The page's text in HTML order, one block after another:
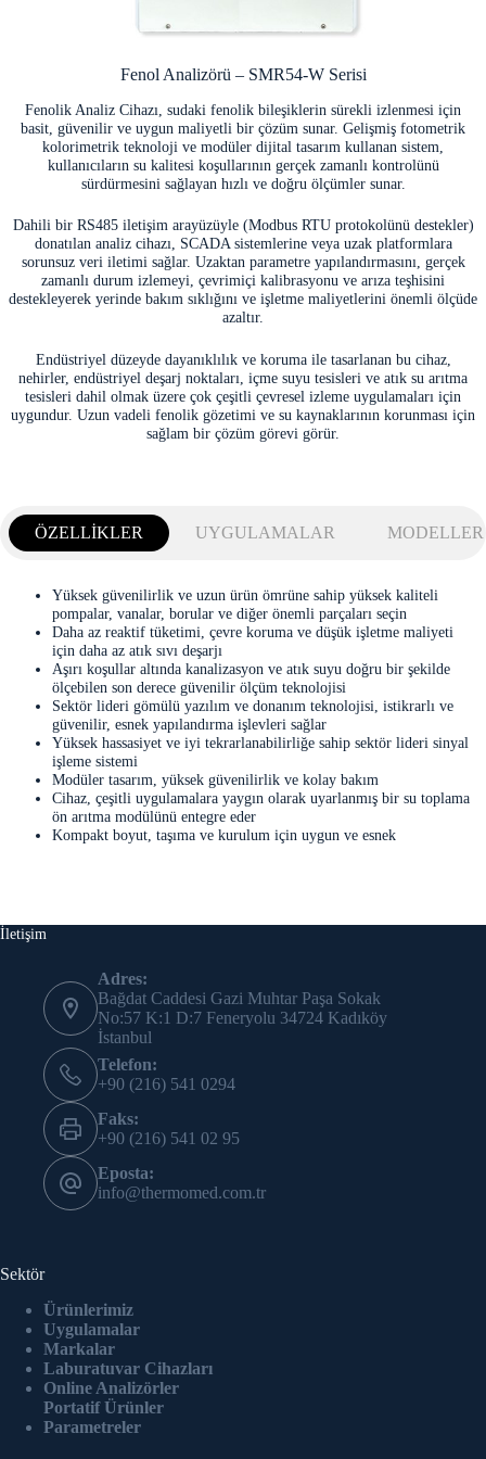
Fenol Analizörü – SMR54-W Serisi
Fenolik Analiz Cihazı, sudaki fenolik bileşiklerin sürekli izlenmesi için
basit, güvenilir ve uygun maliyetli bir çözüm sunar. Gelişmiş fotometrik
kolorimetrik teknoloji ve modüler dijital tasarım kullanan sistem,
kullanıcıların su kalitesi koşullarının gerçek zamanlı kontrolünü
sürdürmesini sağlayan hızlı ve doğru ölçümler sunar.
Dahili bir RS485 iletişim arayüzüyle (Modbus RTU protokolünü destekler)
donatılan analiz cihazı, SCADA sistemlerine veya uzak platformlara
sorunsuz veri iletimi sağlar. Uzaktan parametre yapılandırmasını, gerçek
zamanlı durum izlemeyi, çevrimiçi kalibrasyonu ve arıza teşhisini
destekleyerek yerinde bakım sıklığını ve işletme maliyetlerini önemli ölçüde
azaltır.
Endüstriyel düzeyde dayanıklılık ve koruma ile tasarlanan bu cihaz,
nehirler, endüstriyel deşarj noktaları, içme suyu tesisleri ve atık su arıtma
tesisleri dahil olmak üzere çok çeşitli çevresel izleme uygulamaları için
uygundur. Uzun vadeli fenolik gözetimi ve su kaynaklarının korunması için
sağlam bir çözüm görevi görür.
ÖZELLİKLER UYGULAMALAR MODELLER
Yüksek güvenilirlik ve uzun ürün ömrüne sahip yüksek kaliteli
pompalar, vanalar, borular ve diğer önemli parçaları seçin
Daha az reaktif tüketimi, çevre koruma ve düşük işletme maliyeti
için daha az atık sıvı deşarjı
Aşırı koşullar altında kanalizasyon ve atık suyu doğru bir şekilde
ölçebilen son derece güvenilir ölçüm teknolojisi
Sektör lideri gömülü yazılım ve donanım teknolojisi, istikrarlı ve
güvenilir, esnek yapılandırma işlevleri sağlar
Yüksek hassasiyet ve iyi tekrarlanabilirliğe sahip sektör lideri sinyal
işleme sistemi
Modüler tasarım, yüksek güvenilirlik ve kolay bakım
Cihaz, çeşitli uygulamalara yaygın olarak uyarlanmış bir su toplama
ön arıtma modülünü entegre eder
Kompakt boyut, taşıma ve kurulum için uygun ve esnek
İletişim
Adres:
Bağdat Caddesi Gazi Muhtar Paşa Sokak
No:57 K:1 D:7 Feneryolu 34724 Kadıköy
İstanbul
Telefon:
+90 (216) 541 0294
Faks:
+90 (216) 541 02 95
Eposta:
info@thermomed.com.tr
Sektör
Ürünlerimiz
Uygulamalar
Markalar
Laburatuvar Cihazları
Online Analizörler
Portatif Ürünler
Parametreler